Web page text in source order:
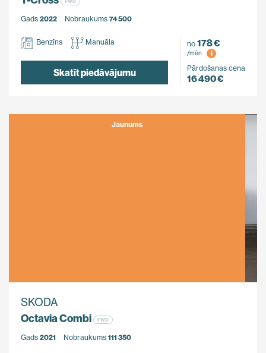
Gads 2022 Nobraukums 74 500
Benzīns Manuāla
Skatīt piedāvājumu
no 178 €
/mēn
i
Pārdošanas cena
16 490 €
Jaunums
SKODA
Octavia Combi
FWD
Gads 2021 Nobraukums 111 350